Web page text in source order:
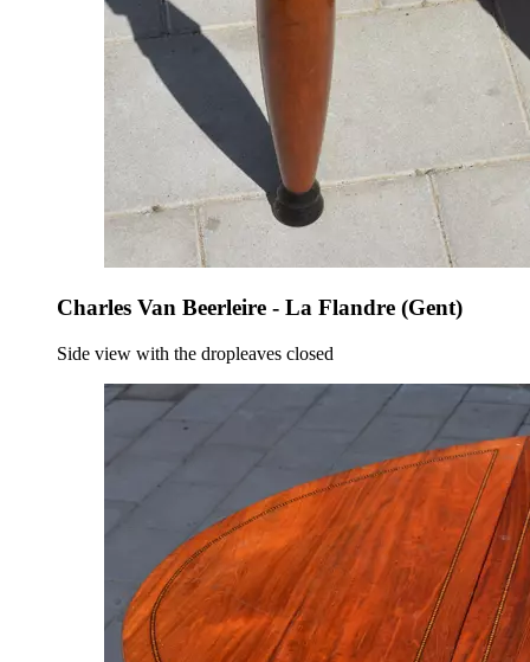
Charles Van Beerleire - La Flandre (Gent)
Side view with the dropleaves closed